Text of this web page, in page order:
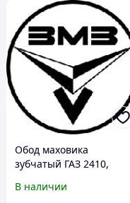
Обод маховика
зубчатый ГАЗ 2410,
ЗМЗ)
В наличии